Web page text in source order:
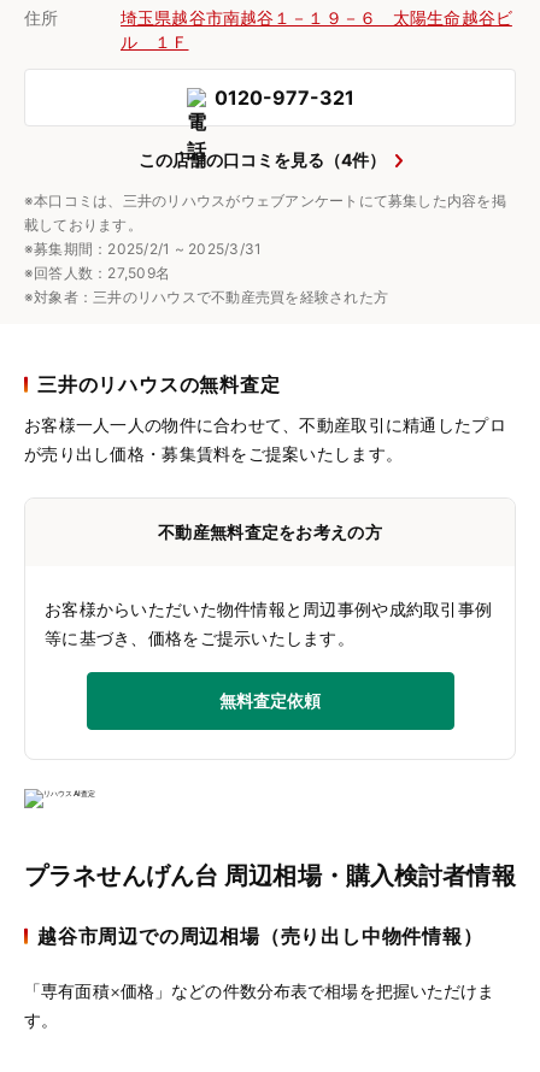
住所
埼玉県越谷市南越谷１－１９－６ 太陽生命越谷ビ
ル １Ｆ
0120-977-321
この店舗の口コミを見る（4件）
※本口コミは、三井のリハウスがウェブアンケートにて募集した内容を掲
載しております。
※募集期間：2025/2/1 ~ 2025/3/31
※回答人数：27,509名
※対象者：三井のリハウスで不動産売買を経験された方
三井のリハウスの無料査定
お客様一人一人の物件に合わせて、不動産取引に精通したプロ
が売り出し価格・募集賃料をご提案いたします。
不動産無料査定をお考えの方
お客様からいただいた物件情報と周辺事例や成約取引事例
等に基づき、価格をご提示いたします。
無料査定依頼
プラネせんげん台 周辺相場・購入検討者情報
越谷市周辺での周辺相場（売り出し中物件情報）
「専有面積×価格」などの件数分布表で相場を把握いただけま
す。